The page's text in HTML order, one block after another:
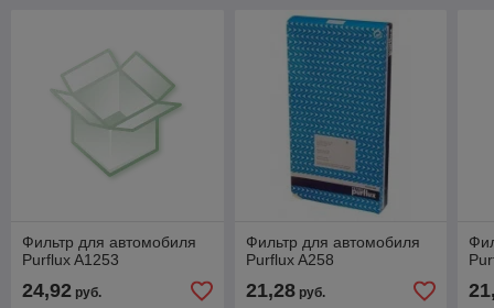
Фильтр для автомобиля
Purflux A1253
24,92 руб.
Фильтр для автомобиля
Purflux A258
21,28руб.